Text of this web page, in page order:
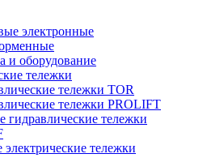
электронные
и оборудование
тележки
тележки TOR
тележки PROLIFT
гидравлические тележки
тележки